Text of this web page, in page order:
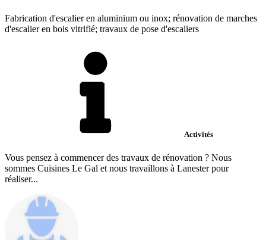
Fabrication d'escalier en aluminium ou inox; rénovation de marches
d'escalier en bois vitrifié; travaux de pose d'escaliers
Activités
Vous pensez à commencer des travaux de rénovation ? Nous
sommes Cuisines Le Gal et nous travaillons à Lanester pour
réaliser...